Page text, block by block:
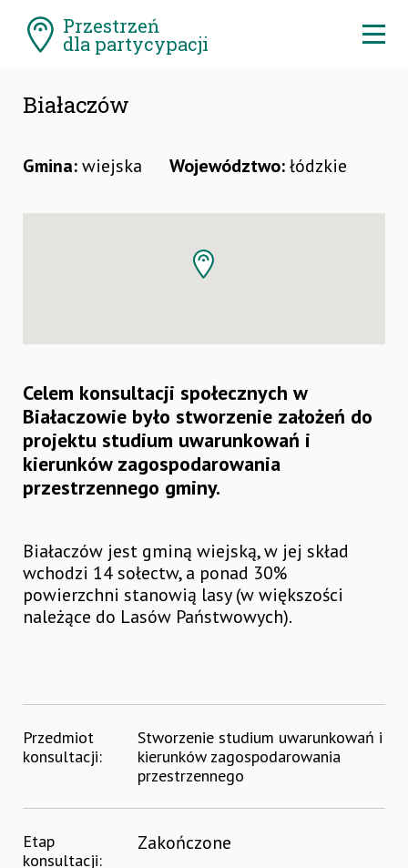
menu
Przestrzeń
dla partycypacji
Białaczów
Gmina:wiejska Województwo:łódzkie
Celem konsultacji społecznych w
Białaczowie było stworzenie założeń do
projektu studium uwarunkowań i
kierunków zagospodarowania
przestrzennego gminy.
Białaczów jest gminą wiejską, w jej skład
wchodzi 14 sołectw, a ponad 30%
powierzchni stanowią lasy (w większości
należące do Lasów Państwowych).
Przedmiot
konsultacji:
Stworzenie studium uwarunkowań i
kierunków zagospodarowania
przestrzennego
Etap
konsultacji:
Zakończone